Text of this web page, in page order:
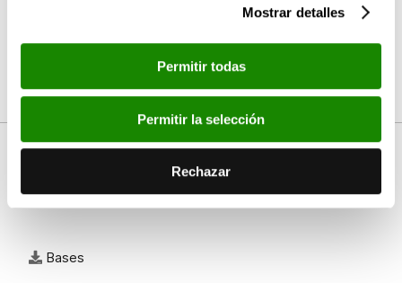
Mostrar detalles
Permitir todas
Permitir la selección
Rechazar
Fernando Márquez, María Begoña Adam y Manuel
Documentos
Bases